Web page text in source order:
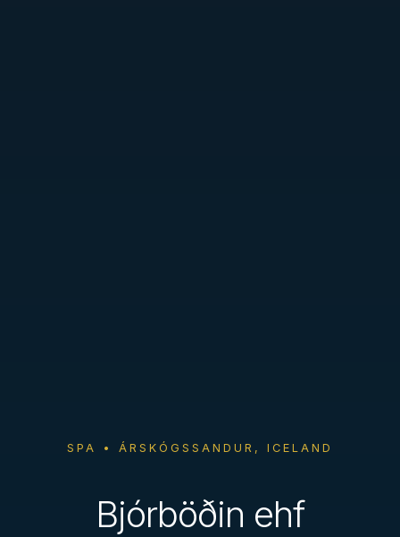
SPA • ÁRSKÓGSSANDUR, ICELAND
Bjórböðin ehf